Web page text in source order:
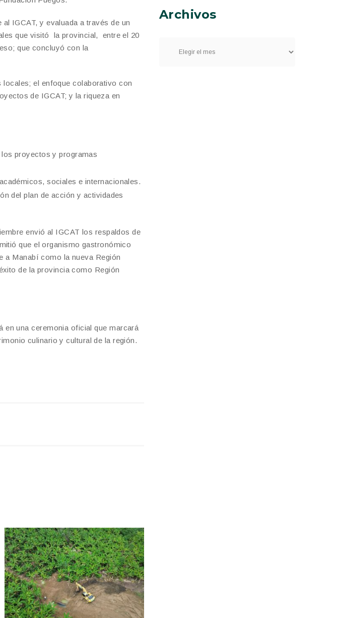
IGCAT, y evaluada a través de un
que visitó la provincial, entre el 20
que concluyó con la
locales; el enfoque colaborativo con
de IGCAT; y la riqueza en
proyectos y programas
sociales e internacionales.
del plan de acción y actividades
envió al IGCAT los respaldos de
que el organismo gastronómico
a Manabí como la nueva Región
de la provincia como Región
en una ceremonia oficial que marcará
culinario y cultural de la región.
Archivos